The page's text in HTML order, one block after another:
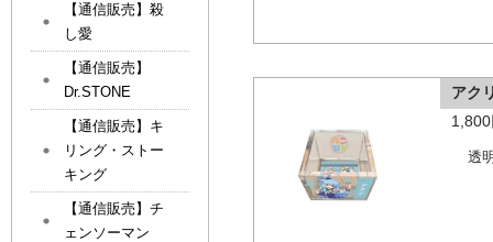
アク
透
【通信販売】殺
し愛
【通信販売】
Dr.STONE
【通信販売】キ
リング・ストー
キング
【通信販売】チ
ェンソーマン